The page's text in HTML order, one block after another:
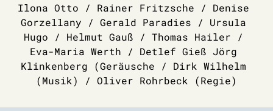
Ilona Otto / Rainer Fritzsche / Denise
Gorzellany / Gerald Paradies / Ursula
Hugo / Helmut Gauß / Thomas Hailer /
Eva-Maria Werth / Detlef Gieß Jörg
Klinkenberg (Geräusche / Dirk Wilhelm
(Musik) / Oliver Rohrbeck (Regie)